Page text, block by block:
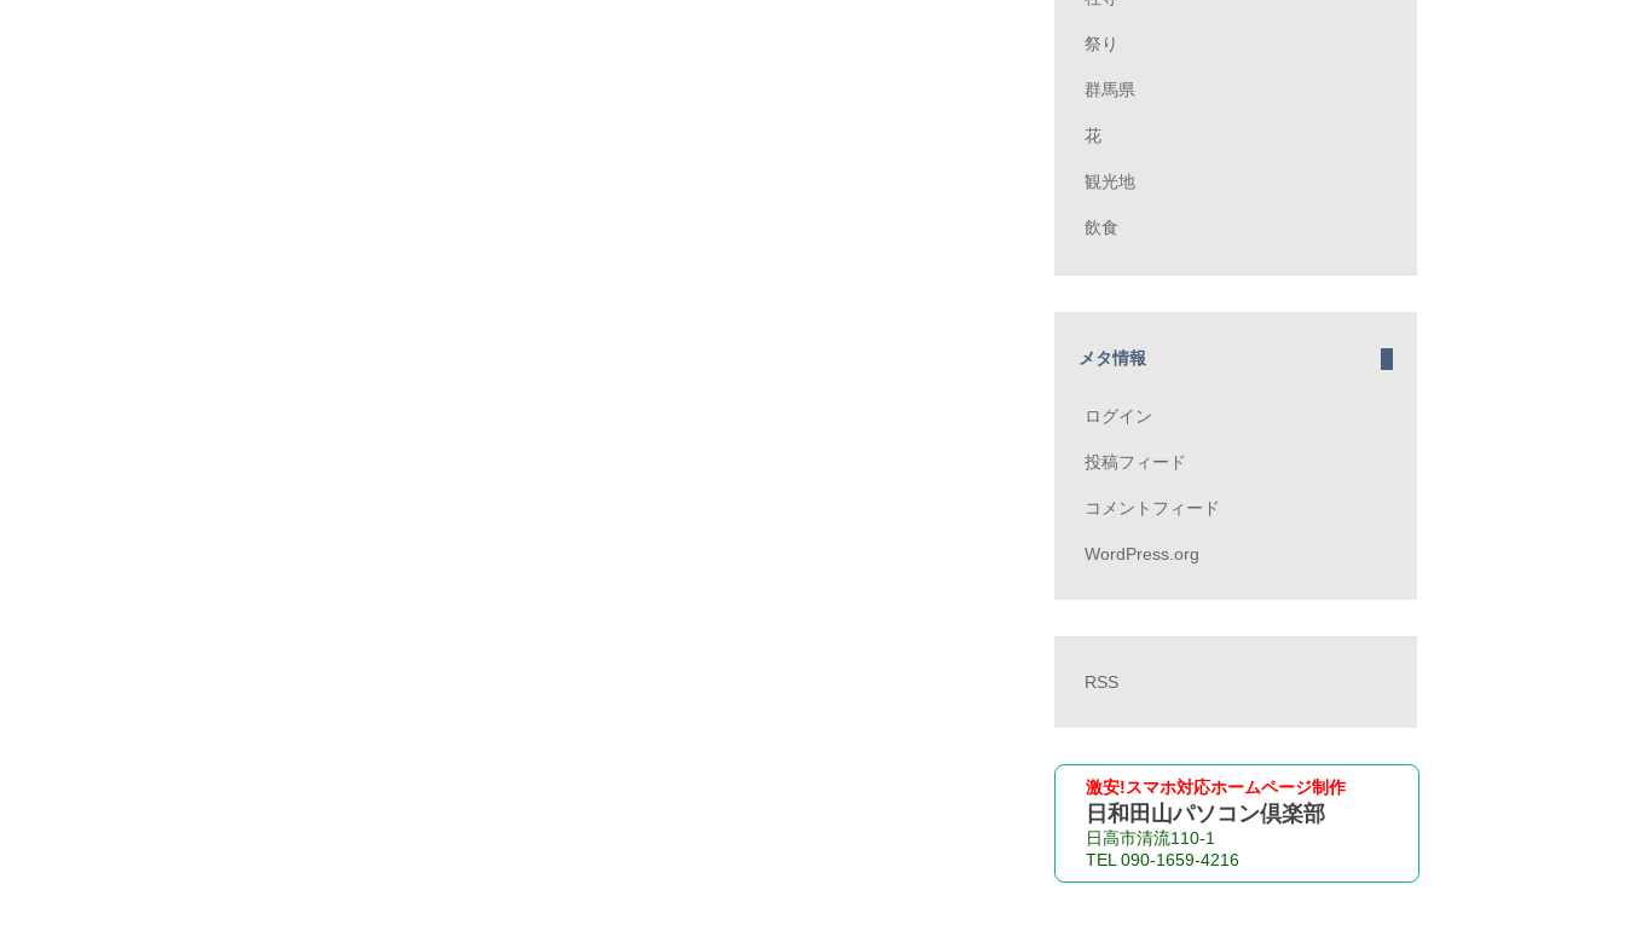
祭り
群馬県
花
観光地
飲食
メタ情報
ログイン
投稿フィード
コメントフィード
WordPress.org
RSS
激安!スマホ対応ホームページ制作
日和田山パソコン倶楽部
日高市清流110-1
TEL 090-1659-4216